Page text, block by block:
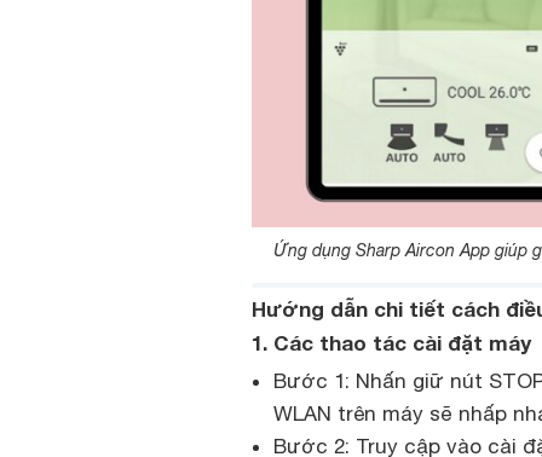
Ứng dụng Sharp Aircon App giúp
Hướng dẫn chi tiết cách
1. Các thao tác cài đặt máy
Bước 1: Nhấn giữ nút
WLAN trên máy sẽ nhấp
Bước 2: Truy cập vào cài